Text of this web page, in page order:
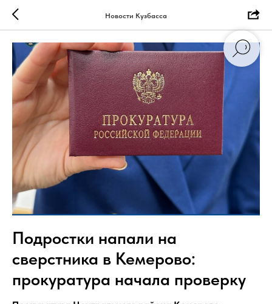
Новости Кузбасса
Подростки напали на
сверстника в Кемерово:
прокуратура начала проверку